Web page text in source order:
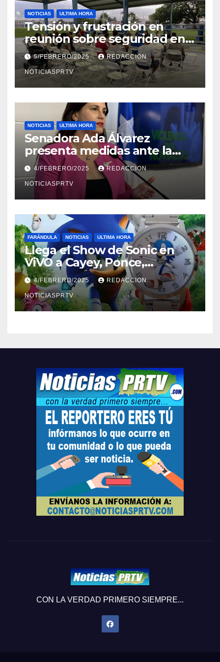
NOTICIAS ULTIMA HORA
Tensión y frustración en
reunión sobre seguridad en
Reparto Metropolitano
5/FEBRERO/2025 REDACCION
NOTICIASPRTV
NOTICIAS ULTIMA HORA
Senadora Ada Álvarez
presenta medidas ante la
violencia en el noviazgo
4/FEBRERO/2025 REDACCION
NOTICIASPRTV
FARÁNDULA NOTICIAS ULTIMA HORA
Llega el Show de Sonic en
ViVO a Cayey, Ponce,
Barceloneta y Humacao,
Relojes gratis para el que
compre ahora….
4/FEBRERO/2025 REDACCION
NOTICIASPRTV
CON LA VERDAD PRIMERO SIEMPRE...